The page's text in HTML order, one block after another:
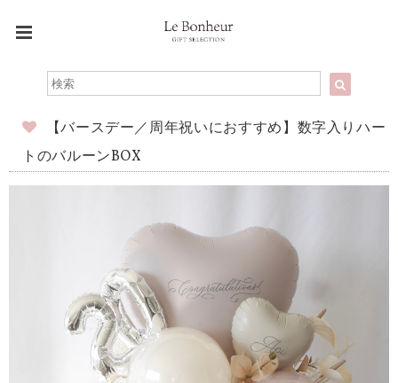
【バースデー／周年祝いにおすすめ】数字入りハー
トのバルーンBOX